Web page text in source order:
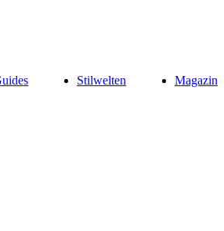
Stilwelten
Magazin